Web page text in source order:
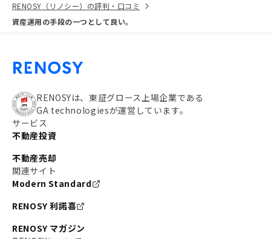
RENOSY（リノシー）の評判・口コミ
資産運用の手段の一つとして良い。
RENOSYは、東証グロース上場企業である
GA technologiesが運営しています。
サービス
不動産投資
不動産売却
関連サイト
Modern Standard
RENOSY 利諾喜
RENOSY マガジン